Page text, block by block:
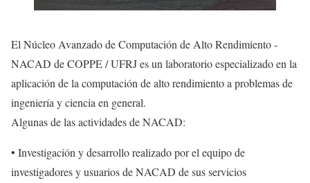
El Núcleo Avanzado de Computación de Alto Rendimiento -
NACAD de COPPE / UFRJ es un laboratorio especializado en la
aplicación de la computación de alto rendimiento a problemas de
ingeniería y ciencia en general.
Algunas de las actividades de NACAD:
• Investigación y desarrollo realizado por el equipo de
investigadores y usuarios de NACAD de sus servicios